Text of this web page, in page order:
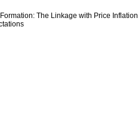
The Linkage with Price Inflation